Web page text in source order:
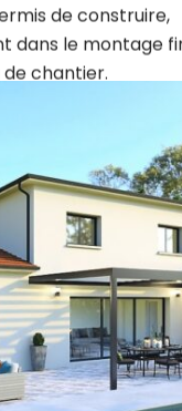
le montage
de chantier.